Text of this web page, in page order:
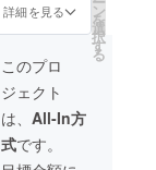
画共
事項》
添いの
方は２
入場可
日(土)富
山大学
育館に
て開
催。 ・
剣友名
刺作成
＆交
換。 ・
詳細を見る ン
を
選
択
す
る
このプロ
ジェクト
は、 All-In方
式です。